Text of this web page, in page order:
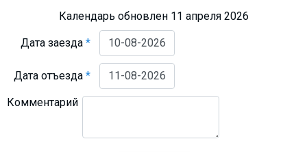
Календарь обновлен 11 апреля 2026
Дата заезда*
Дата отъезда*
Комментарий